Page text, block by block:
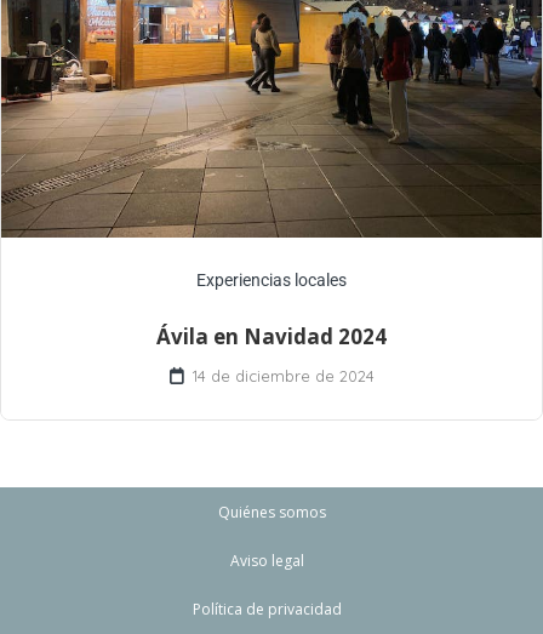
Experiencias locales
Ávila en Navidad 2024
14 de diciembre de 2024
Quiénes somos
Aviso legal
Política de privacidad